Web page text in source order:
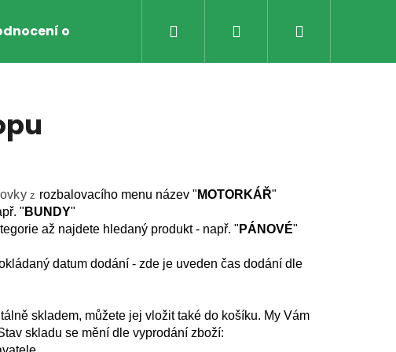
obchodu Obchodní Podmínky
Přihlášení
z rozbalovacího menu název " MOTORKÁŘ"
" BUNDY"
až najdete hledaný produkt - např. " PÁNOVÉ"
datum dodání - zde je uveden čas dodání dle
skladem, můžete jej vložit také do košíku. My Vám
skladu se mění dle vyprodání zboží:
RUKAVICE NA MOTO